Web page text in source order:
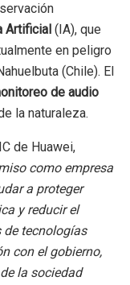
Artificial (IA), que
en peligro
(Chile). El
de audio
la naturaleza.
de Huawei,
como empresa
a proteger
y reducir el
tecnologías
con el gobierno,
la sociedad